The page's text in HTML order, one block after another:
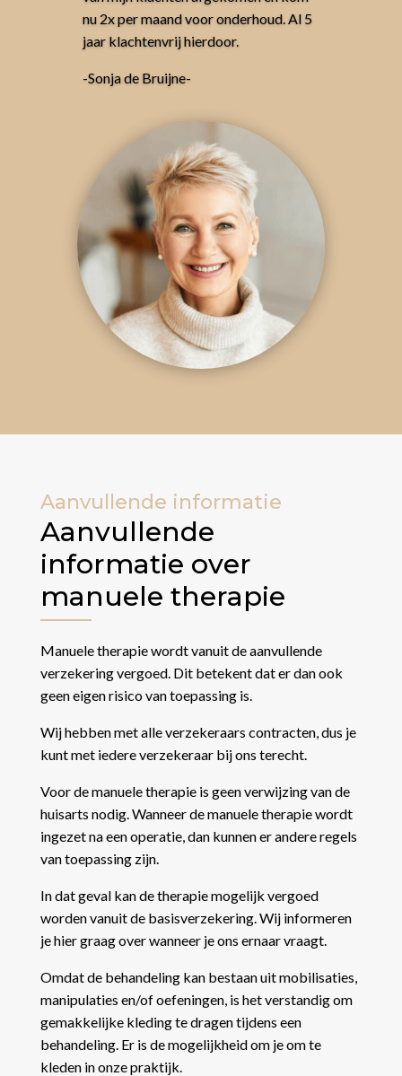
nu 2x per maand voor onderhoud. Al 5
jaar klachtenvrij hierdoor.
-Sonja de Bruijne-
Aanvullende informatie
Aanvullende
informatie over
manuele therapie
Manuele therapie wordt vanuit de aanvullende
verzekering vergoed. Dit betekent dat er dan ook
geen eigen risico van toepassing is.
Wij hebben met alle verzekeraars contracten, dus je
kunt met iedere verzekeraar bij ons terecht.
Voor de manuele therapie is geen verwijzing van de
huisarts nodig.Wanneer de manuele therapie wordt
ingezet na een operatie, dan kunnen er andere regels
van toepassing zijn.
In dat geval kan de therapie mogelijk vergoed
worden vanuit de basisverzekering. Wij informeren
je hier graag over wanneer je ons ernaar vraagt.
Omdat de behandeling kan bestaan uit mobilisaties,
manipulaties en/of oefeningen, is het verstandig om
gemakkelijke kleding te dragen tijdens een
behandeling. Er is de mogelijkheid om je om te
kleden in onze praktijk.